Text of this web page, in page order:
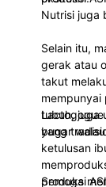
Nutrisi juga
Selain itu,
gerak atau
takut
mempunyai
tubuh, juga
bugar
ketulusan ibu
produksi
Lactogogue
yang
Semoga